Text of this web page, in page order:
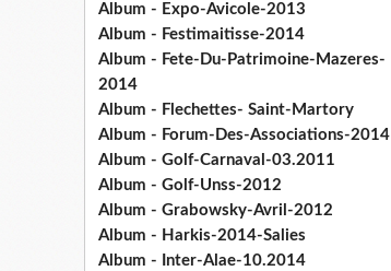
Album - Expo-Avicole-2013
Album - Festimaitisse-2014
Album - Fete-Du-Patrimoine-Mazeres-
2014
Album - Flechettes- Saint-Martory
Album - Forum-Des-Associations-2014
Album - Golf-Carnaval-03.2011
Album - Golf-Unss-2012
Album - Grabowsky-Avril-2012
Album - Harkis-2014-Salies
Album - Inter-Alae-10.2014